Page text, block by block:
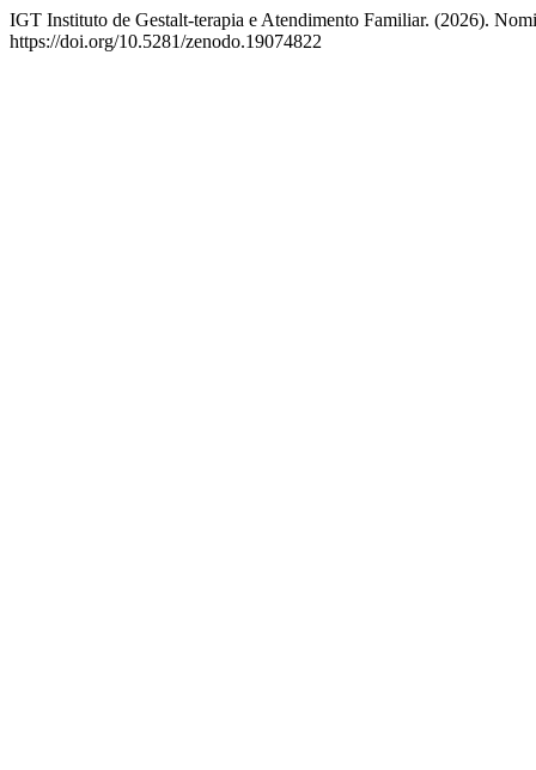
IGT Instituto de Gestalt-terapia e Atendimento Familiar. (2026).
https://doi.org/10.5281/zenodo.19074822